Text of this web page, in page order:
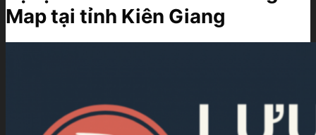
Map tại tỉnh Kiên Giang